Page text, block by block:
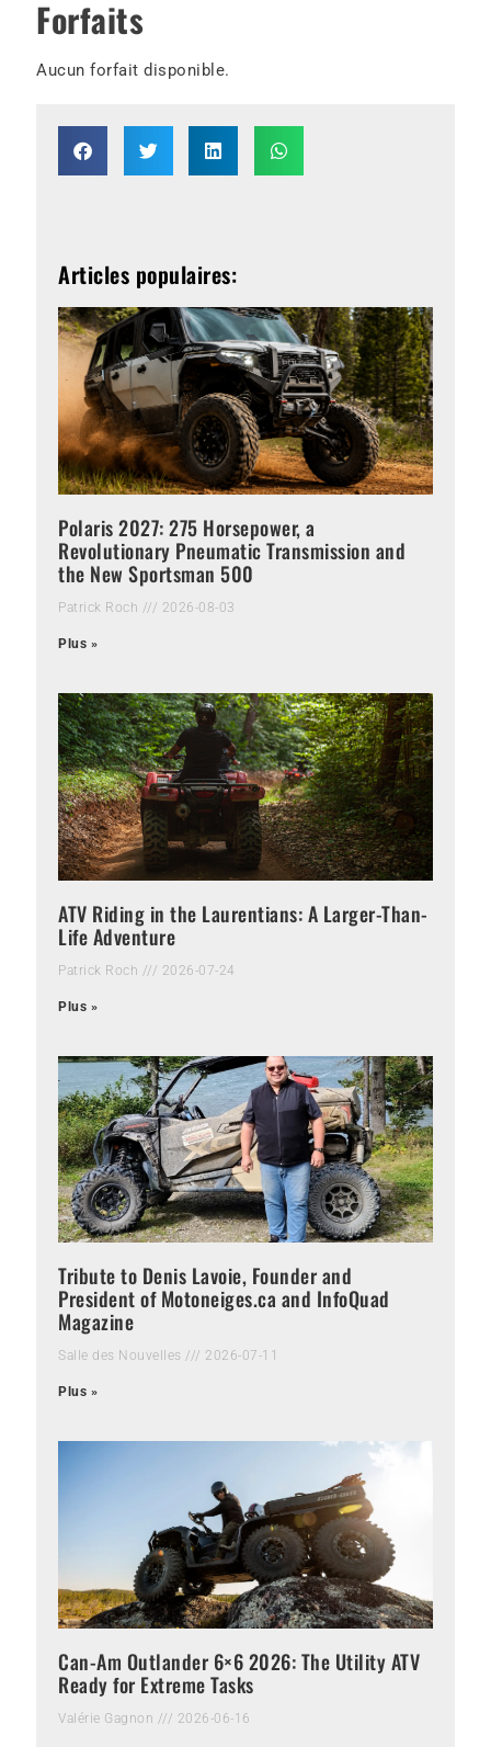
Forfaits
Aucun forfait disponible.
Articles populaires:
Polaris 2027: 275 Horsepower, a
Revolutionary Pneumatic Transmission and
the New Sportsman 500
Patrick Roch 2026-08-03
Plus »
ATV Riding in the Laurentians: A Larger-Than-
Life Adventure
Patrick Roch 2026-07-24
Plus »
Tribute to Denis Lavoie, Founder and
President of Motoneiges.ca and InfoQuad
Magazine
Salle des Nouvelles 2026-07-11
Plus »
Can-Am Outlander 6×6 2026: The Utility ATV
Ready for Extreme Tasks
Valérie Gagnon 2026-06-16